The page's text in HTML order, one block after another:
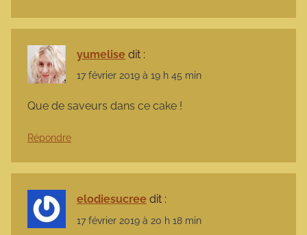
yumelise dit :
17 février 2019 à 19 h 45 min
Que de saveurs dans ce cake !
Répondre
elodiesucree dit :
17 février 2019 à 20 h 18 min